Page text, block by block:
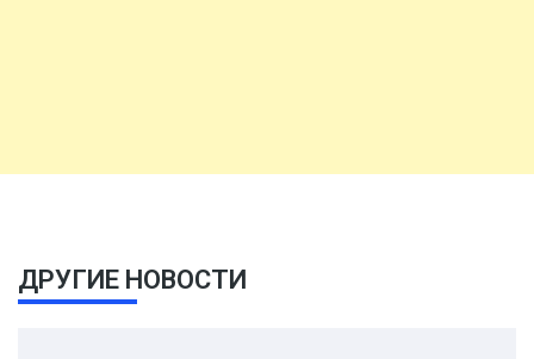
ДРУГИЕ НОВОСТИ